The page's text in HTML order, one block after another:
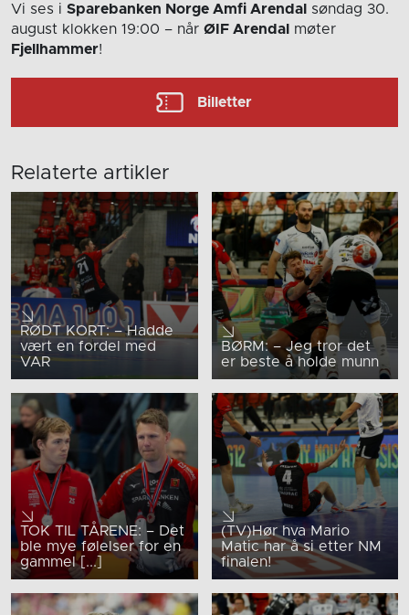
Vi ses i Sparebanken Norge Amfi Arendal
søndag 30.
august klokken 19:00 – når ØIF Arendal
møter
Fjellhammer!
Billetter
Relaterte artikler
RØDT KORT: – Hadde
vært en fordel med
VAR
BØRM: – Jeg tror det
er beste å holde munn
TOK TIL TÅRENE: – Det
ble mye følelser for en
gammel [...]
(TV)Hør hva Mario
Matic har å si etter NM
finalen!